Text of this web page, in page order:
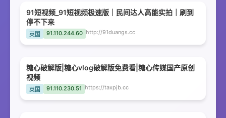
91短视频_91短视频极速版｜民间达人高能实拍｜刷到
停不下来
英国 91.110.244.60 http://91duangs.cc
糖心破解版|糖心vlog破解版免费看|糖心传媒国产原创
视频
英国 91.110.230.51 https://taxpjb.cc